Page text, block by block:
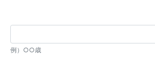
例）○○歳